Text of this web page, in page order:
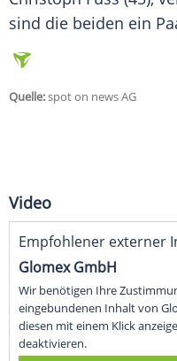
sind die beiden ein
Quelle:spot on news AG
Video
Empfohlener externer
Glomex GmbH
Wir benötigen Ihre
eingebundenen Inhalt von
diesen mit einem Klick
deaktivieren.